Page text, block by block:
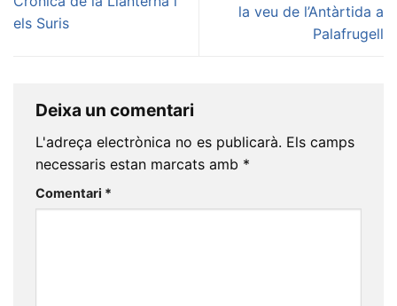
els Suris
la veu de l’Antàrtida a
Palafrugell
Deixa un comentari
L'adreça electrònica no es publicarà. Els camps
necessaris estan marcats amb *
Comentari *